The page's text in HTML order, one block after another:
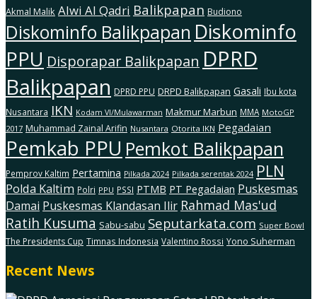
Akmal Malik Alwi Al Qadri Balikpapan Budiono
Diskominfo Balikpapan Diskominfo
PPU Disporapar Balikpapan DPRD
Balikpapan DPRD PPU DRPD Balikpapan Gasali Ibu kota
Nusantara IKN Kodam Vl/Mulawarman Makmur Marbun MMA MotoGP
2017 Muhammad Zainal Arifin Nusantara Otorita IKN Pegadaian
Pemkab PPU Pemkot Balikpapan
Pemprov Kaltim Pertamina Pilkada 2024 Pilkada serentak 2024 PLN
Polda Kaltim Polri PPU PSSI PTMB PT Pegadaian Puskesmas
Damai Puskesmas Klandasan Ilir Rahmad Mas'ud
Ratih Kusuma Sabu-sabu Seputarkata.com Super Bowl
The Presidents Cup Timnas Indonesia Valentino Rossi Yono Suherman
Recent News